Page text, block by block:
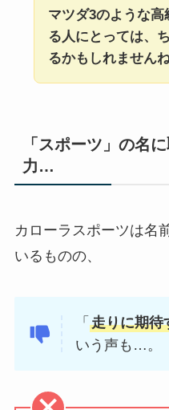
マツダ3のような
る人にとっては、
るかもしれませんね
「スポーツ」の名
力…
カローラスポーツは名
いるものの、
「走りに期待
いう声も…。